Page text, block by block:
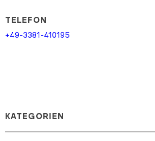
TELEFON
+49-3381-410195
KATEGORIEN